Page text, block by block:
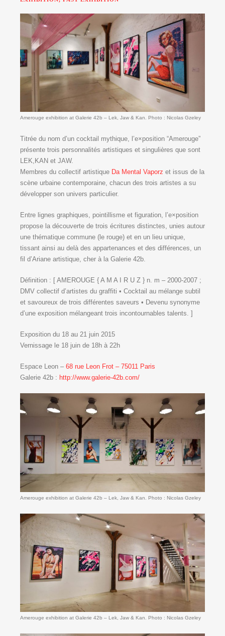
Amerouge exhibition at Galerie 42b – Lek, Jaw & Kan. Photo : Nicolas Gzeley
Titrée du nom d’un cocktail mythique, l’e×position “Amerouge”
présente trois personnalités artistiques et singulières que sont
LEK,KAN et JAW.
Membres du collectif artistique Da Mental Vaporz et issus de la
scène urbaine contemporaine, chacun des trois artistes a su
développer son univers particulier.
Entre lignes graphiques, pointillisme et figuration, l’e×position
propose la découverte de trois écritures distinctes, unies autour
une thématique commune (le rouge) et en un lieu unique,
tissant ainsi au delà des appartenances et des différences, un
fil d’Ariane artistique, cher à la Galerie 42b.
Définition : [ AMEROUGE { A M A I R U Z } n. m – 2000-2007 ;
DMV collectif d’artistes du graffiti • Cocktail au mélange subtil
et savoureux de trois différentes saveurs • Devenu synonyme
d’une exposition mélangeant trois incontournables talents. ]
Exposition du 18 au 21 juin 2015
Vernissage le 18 juin de 18h à 22h
Espace Leon – 68 rue Leon Frot – 75011 Paris
Galerie 42b : http://www.galerie-42b.com/
Amerouge exhibition at Galerie 42b – Lek, Jaw & Kan. Photo : Nicolas Gzeley
Amerouge exhibition at Galerie 42b – Lek, Jaw & Kan. Photo : Nicolas Gzeley